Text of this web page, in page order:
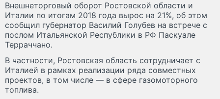
Внешнеторговый оборот Ростовской области и
Италии по итогам 2018 года вырос на 21%, об этом
сообщил губернатор Василий Голубев на встрече с
послом Итальянской Республики в РФ Паскуале
Терраччано.
В частности, Ростовская область сотрудничает с
Италией в рамках реализации ряда совместных
проектов, в том числе — в сфере газомоторного
топлива.